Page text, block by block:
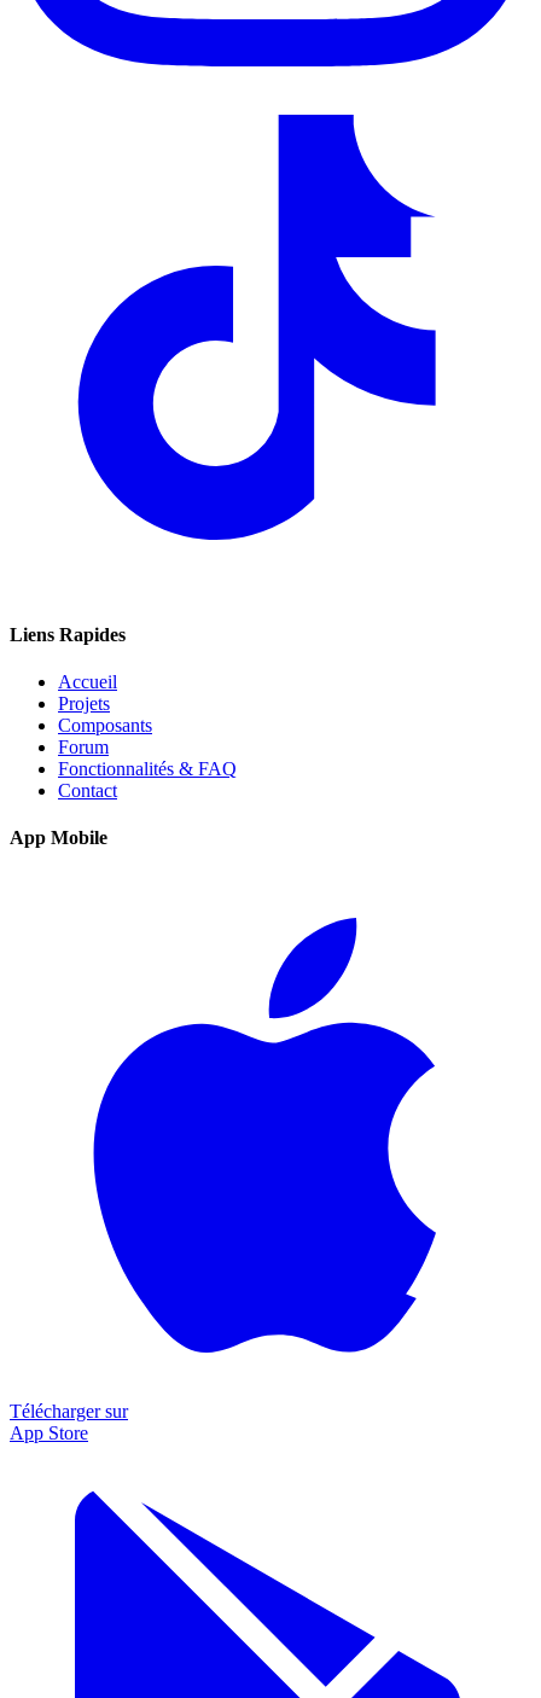
Liens Rapides
Accueil
Projets
Composants
Forum
Fonctionnalités & FAQ
Contact
App Mobile
Télécharger sur
App Store